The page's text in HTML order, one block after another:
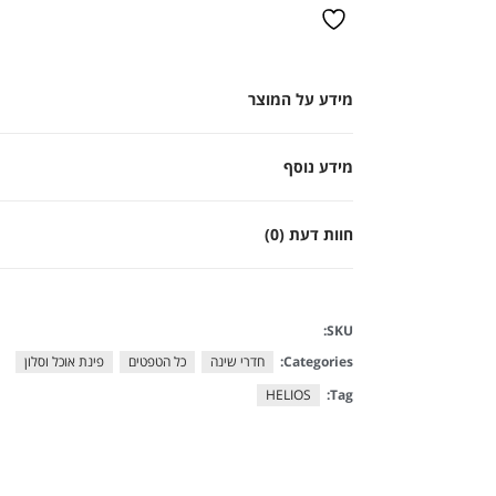
מידע על המוצר
מידע נוסף
חוות דעת (0)
SKU:
Categories:
חדרי שינה כל הטפטים
פינת אוכל וסלון
Tag:
HELIOS